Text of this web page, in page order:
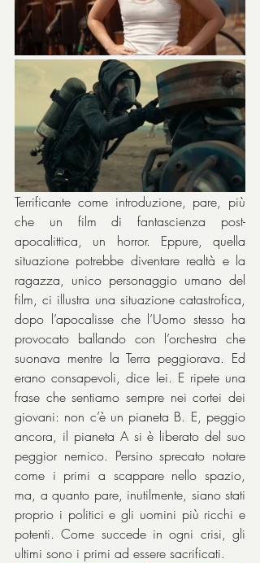
Terrificante come introduzione, pare, più
che un film di fantascienza post-
apocalittica, un horror. Eppure, quella
situazione potrebbe diventare realtà e la
ragazza, unico personaggio umano del
film, ci illustra una situazione catastrofica,
dopo l’apocalisse che l’Uomo stesso ha
provocato ballando con l’orchestra che
suonava mentre la Terra peggiorava. Ed
erano consapevoli, dice lei. E ripete una
frase che sentiamo sempre nei cortei dei
giovani: non c’è un pianeta B. E, peggio
ancora, il pianeta A si è liberato del suo
peggior nemico. Persino sprecato notare
come i primi a scappare nello spazio,
ma, a quanto pare, inutilmente, siano stati
proprio i politici e gli uomini più ricchi e
potenti. Come succede in ogni crisi, gli
ultimi sono i primi ad essere sacrificati.